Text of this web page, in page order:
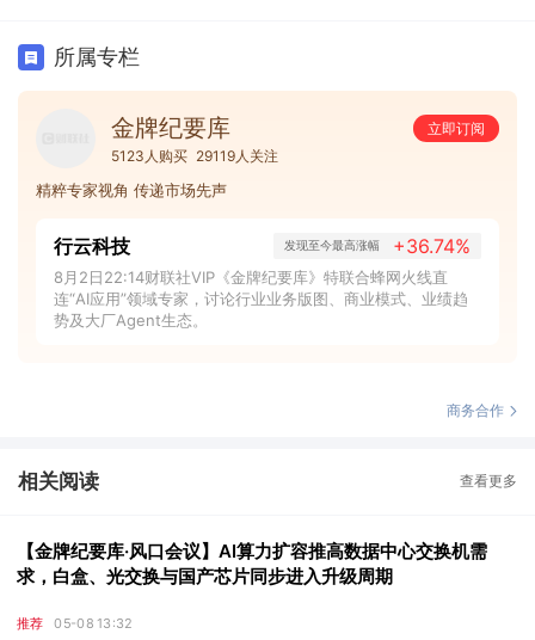
所属专栏
金牌纪要库
立即订阅
5123人购买 29119人关注
精粹专家视角 传递市场先声
行云科技 发现至今最高涨幅 +36.74%
8月2日22:14财联社VIP《金牌纪要库》特联合蜂网火线直
连“AI应用”领域专家，讨论行业业务版图、商业模式、业绩趋
势及大厂Agent生态。
商务合作
相关阅读 查看更多
【金牌纪要库·风口会议】AI算力扩容推高数据中心交换机需
求，白盒、光交换与国产芯片同步进入升级周期
推荐 05-08 13:32